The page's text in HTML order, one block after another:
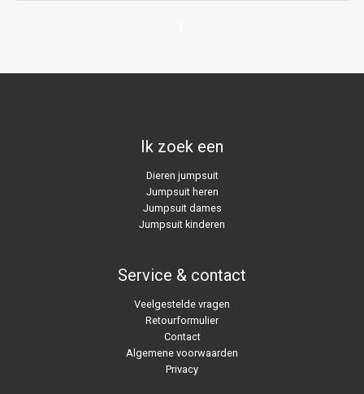
Ik zoek een
Dieren jumpsuit
Jumpsuit heren
Jumpsuit dames
Jumpsuit kinderen
Service & contact
Veelgestelde vragen
Retourformulier
Contact
Algemene voorwaarden
Privacy